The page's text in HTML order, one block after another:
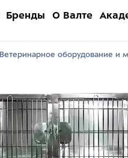
Бренды О Валте
Ветеринарное оборудование и